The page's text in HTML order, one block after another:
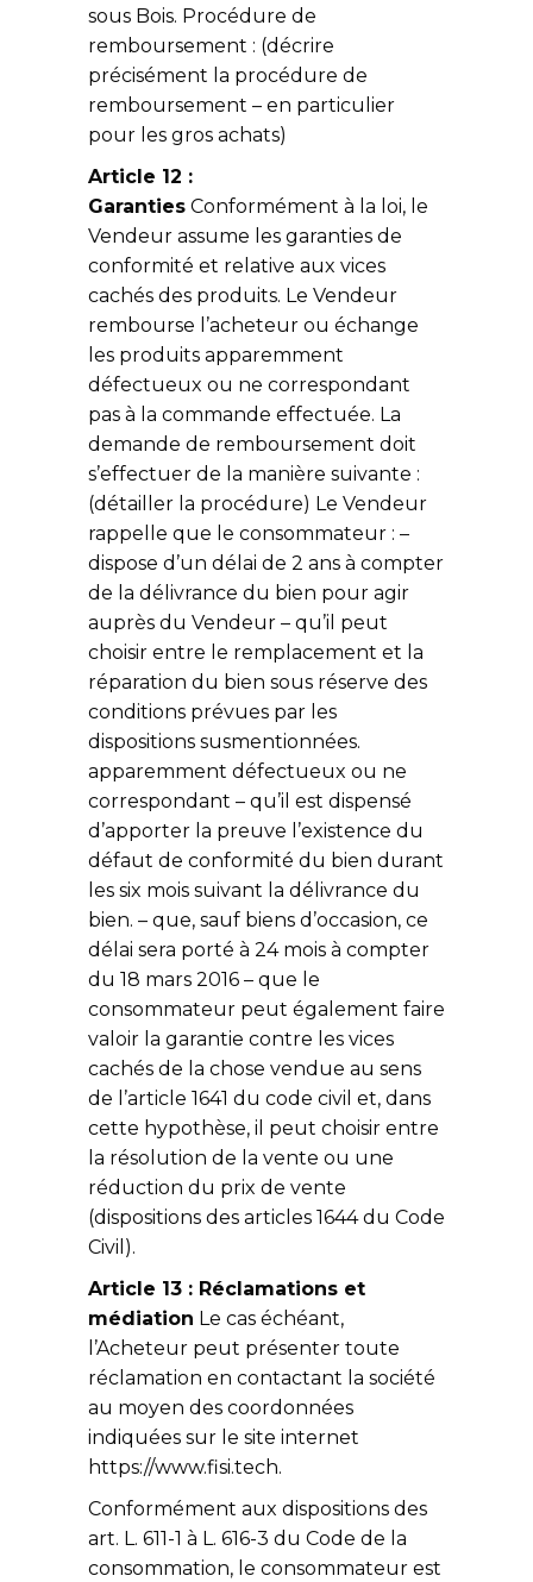
sous Bois. Procédure de
remboursement : (décrire
précisément la procédure de
remboursement – en particulier
pour les gros achats)
Article 12 :
Garanties Conformément à la loi, le
Vendeur assume les garanties de
conformité et relative aux vices
cachés des produits. Le Vendeur
rembourse l’acheteur ou échange
les produits apparemment
défectueux ou ne correspondant
pas à la commande effectuée. La
demande de remboursement doit
s’effectuer de la manière suivante :
(détailler la procédure) Le Vendeur
rappelle que le consommateur : –
dispose d’un délai de 2 ans à compter
de la délivrance du bien pour agir
auprès du Vendeur – qu’il peut
choisir entre le remplacement et la
réparation du bien sous réserve des
conditions prévues par les
dispositions susmentionnées.
apparemment défectueux ou ne
correspondant – qu’il est dispensé
d’apporter la preuve l’existence du
défaut de conformité du bien durant
les six mois suivant la délivrance du
bien. – que, sauf biens d’occasion, ce
délai sera porté à 24 mois à compter
du 18 mars 2016 – que le
consommateur peut également faire
valoir la garantie contre les vices
cachés de la chose vendue au sens
de l’article 1641 du code civil et, dans
cette hypothèse, il peut choisir entre
la résolution de la vente ou une
réduction du prix de vente
(dispositions des articles 1644 du Code
Civil).
Article 13 : Réclamations et
médiation Le cas échéant,
l’Acheteur peut présenter toute
réclamation en contactant la société
au moyen des coordonnées
indiquées sur le site internet
https://www.fisi.tech.
Conformément aux dispositions des
art. L. 611-1 à L. 616-3 du Code de la
consommation, le consommateur est